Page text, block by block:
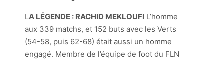
LA LÉGENDE : RACHID MEKLOUFI L’homme
aux 339 matchs, et 152 buts avec les Verts
(54-58, puis 62-68) était aussi un homme
engagé. Membre de l’équipe de foot du FLN